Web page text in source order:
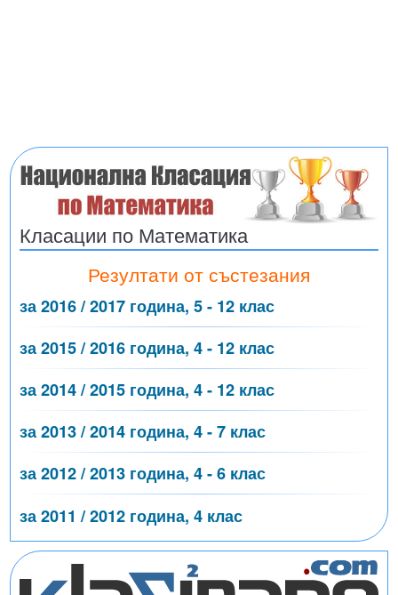
Класации по Математика
Резултати от състезания
за 2016 / 2017 година, 5 - 12 клас
за 2015 / 2016 година, 4 - 12 клас
за 2014 / 2015 година, 4 - 12 клас
за 2013 / 2014 година, 4 - 7 клас
за 2012 / 2013 година, 4 - 6 клас
за 2011 / 2012 година, 4 клас